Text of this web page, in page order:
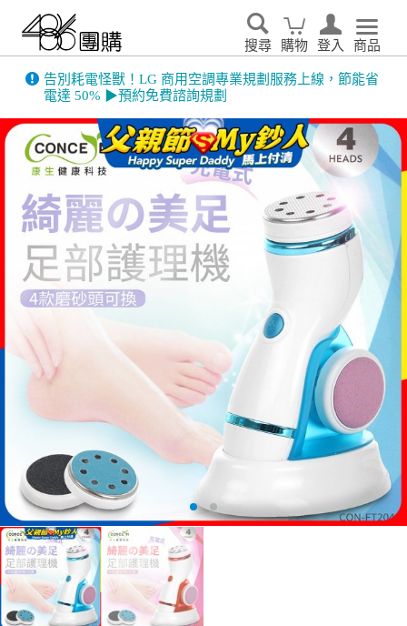
搜尋 購物 登入 商品
告別耗電怪獸！LG 商用空調專業規劃服務上線，節能省
電達 50% ▶預約免費諮詢規劃